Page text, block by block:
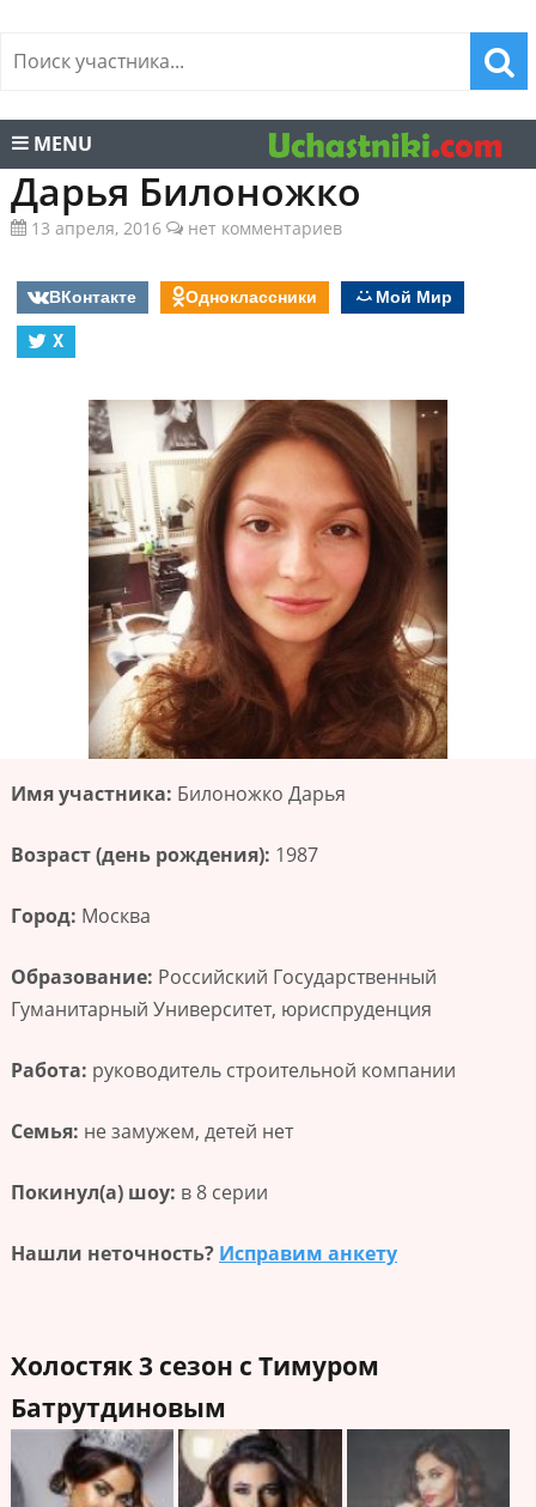
MENU
Дарья Билоножко
13 апреля, 2016 нет комментариев
ВКонтакте Одноклассники
Мой Мир
X
Имя участника: Билоножко Дарья
Возраст (день рождения): 1987
Город: Москва
Образование: Российский Государственный
Гуманитарный Университет, юриспруденция
Работа: руководитель строительной компании
Семья: не замужем, детей нет
Покинул(а) шоу: в 8 серии
Нашли неточность? Исправим анкету
Холостяк 3 сезон с Тимуром
Батрутдиновым